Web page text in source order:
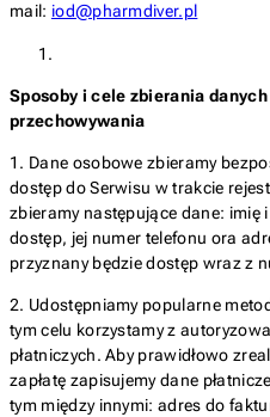
mail: iod@pharmdiver.pl
Sposoby i cele zbierania
przechowywania
1. Dane osobowe zbieramy
dostęp do Serwisu w trakcie
zbieramy następujące dane:
dostęp, jej numer telefonu ora
przyznany będzie dostęp wraz z
2. Udostępniamy popularne
tym celu korzystamy z
płatniczych. Aby prawidłowo
zapłatę zapisujemy dane
tym między innymi: adres do